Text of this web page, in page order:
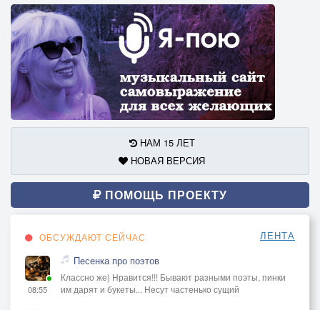
НАМ 15 ЛЕТ
НОВАЯ ВЕРСИЯ
ПОМОЩЬ ПРОЕКТУ
ОБСУЖДАЮТ СЕЙЧАС ЛЕНТА
08:55
Песенка про поэтов
Классно же) Нравится!!! Бывают разными поэты, пинки
им дарят и букеты... Несут частенько сущий